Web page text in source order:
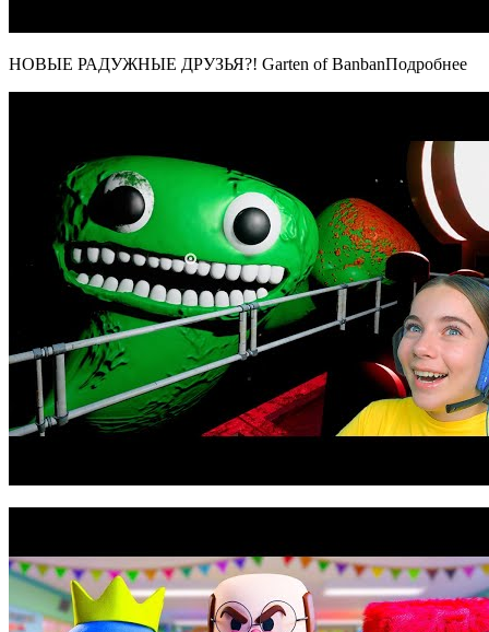
НОВЫЕ РАДУЖНЫЕ ДРУЗЬЯ?! Garten of BanbanПодробнее